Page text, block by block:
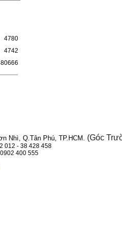
MÁY
Mực
4780
4742
Nhì, Q.Tân Phú, TP.HCM. (Góc
012 - 38 428 458
400 555